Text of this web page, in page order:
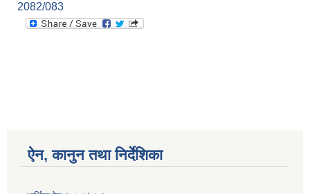
2082/083
ऐन, कानुन तथा निर्देशिका